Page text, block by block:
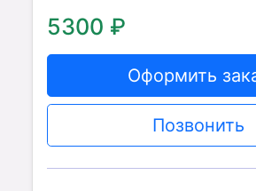
5300 ₽
Оформить
Позвонить